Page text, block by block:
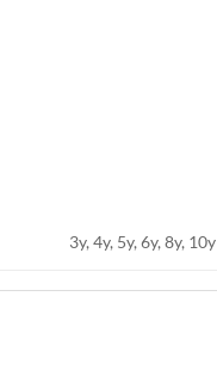
3y, 4y, 5y, 6y, 8y, 10y